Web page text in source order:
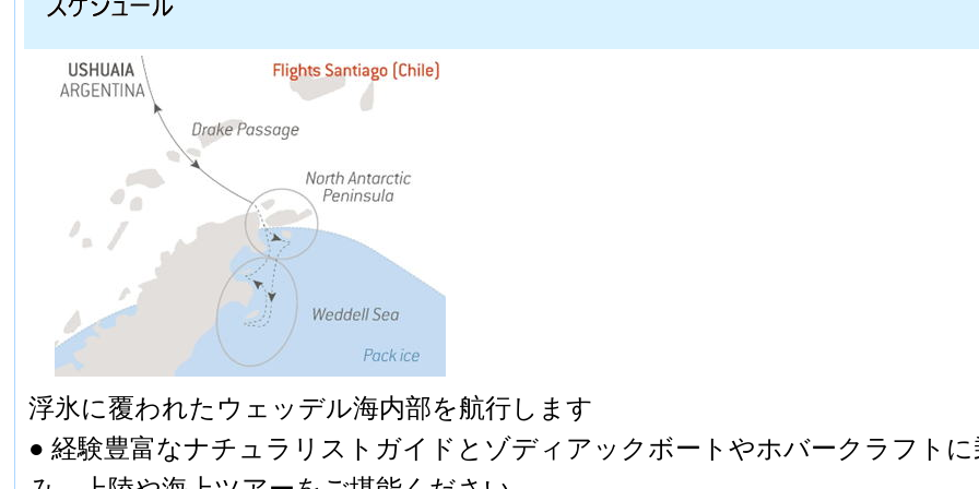
浮氷に覆われたウェッデル海内部を航行します
● 経験豊富なナチュラリストガイドとゾディアックボートやホバークラフトに